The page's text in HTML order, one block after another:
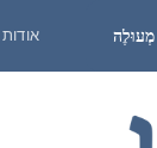
מְעוּלֶה אודות